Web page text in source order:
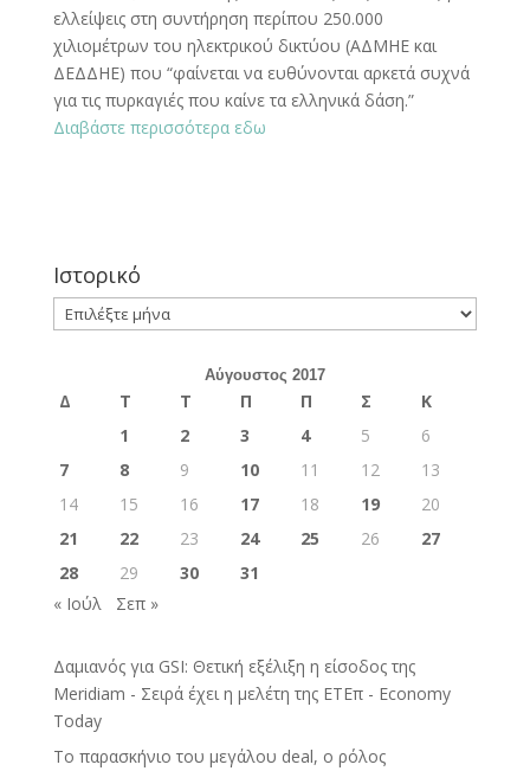
ελλείψεις στη συντήρηση περίπου 250.000
χιλιομέτρων του ηλεκτρικού δικτύου (ΑΔΜΗΕ και
ΔΕΔΔΗΕ) που “φαίνεται να ευθύνονται αρκετά συχνά
για τις πυρκαγιές που καίνε τα ελληνικά δάση.”
Διαβάστε περισσότερα εδω
Ιστορικό
Ιστορικό
Αύγουστος 2017
Δ Τ Τ Π Π Σ
Κ
1
2 3 4 5
6
7
8 9 10 11 12
13
14
15 16 17 18 19
20
21
22 23 24 25 26
27
28
29 30
31
« Ιούλ
Σεπ »
Δαμιανός για GSI: Θετική εξέλιξη η είσοδος της
Meridiam - Σειρά έχει η μελέτη της ΕΤΕπ - Economy
Today
Το παρασκήνιο του μεγάλου deal, ο ρόλος